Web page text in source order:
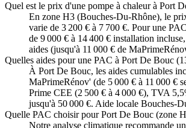
Quel est le prix d'une pompe à chaleur à Port
En zone H3 (Bouches-Du-Rhône), le
varie de 3 200 € à 7 700 €. Pour une
de 9 000 € à 14 400 € installation
aides (jusqu'à 11 000 € de
Quelles aides pour une PAC à Port De Bouc
À Port De Bouc, les aides cumulables
MaPrimeRénov' (de 5 000 € à 11 000 €
Prime CEE (2 500 € à 4 000 €), TVA
jusqu'à 50 000 €. Aide locale Bouches-
Quelle PAC choisir pour Port De Bouc (zone
Notre analyse climatique recommande